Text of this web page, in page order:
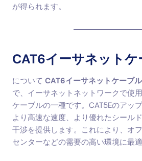
が得られます。
CAT6イーサネット
について CAT6イーサネットケーブル
で、イーサネットネットワークで使
ケーブルの一種です。CAT5Eのアッ
より高速な速度、より優れたシール
干渉を提供します。これにより、オ
センターなどの需要の高い環境に最適